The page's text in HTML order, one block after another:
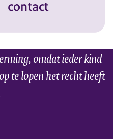
omdat ieder kind
te lopen het recht heeft